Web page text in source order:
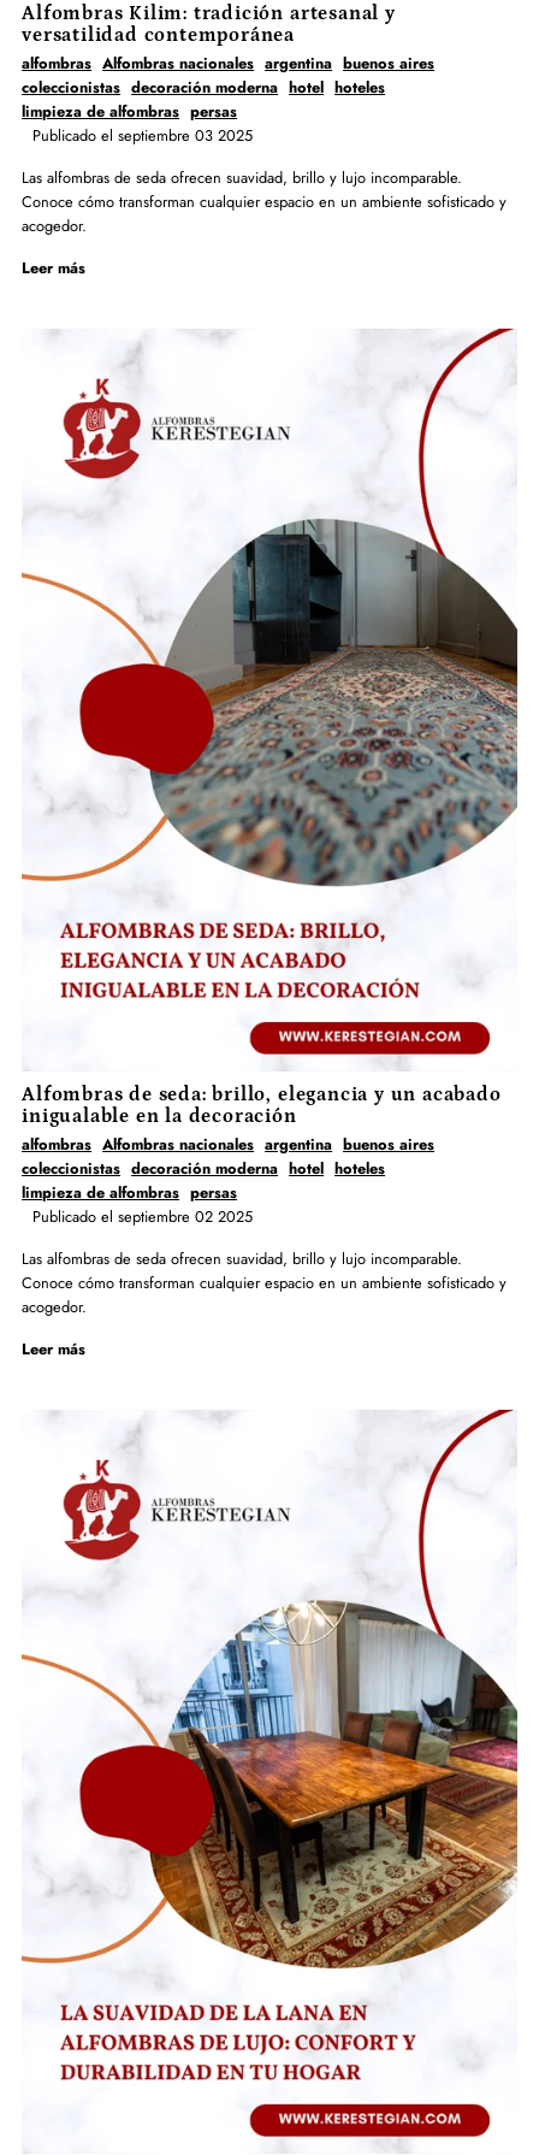
Alfombras Kilim: tradición artesanal y
versatilidad contemporánea
alfombras Alfombras nacionales argentina buenos aires
coleccionistas decoración moderna hotel hoteles
limpieza de alfombras persas
Publicado el septiembre 03 2025
Las alfombras de seda ofrecen suavidad, brillo y lujo incomparable.
Conoce cómo transforman cualquier espacio en un ambiente sofisticado y
acogedor.
Leer más
Alfombras de seda: brillo, elegancia y un acabado
inigualable en la decoración
alfombras Alfombras nacionales argentina buenos aires
coleccionistas decoración moderna hotel hoteles
limpieza de alfombras persas
Publicado el septiembre 02 2025
Las alfombras de seda ofrecen suavidad, brillo y lujo incomparable.
Conoce cómo transforman cualquier espacio en un ambiente sofisticado y
acogedor.
Leer más